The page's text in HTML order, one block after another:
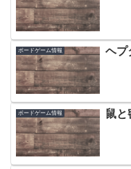
ボードゲーム情報 ヘプ
ボードゲーム情報 鼠と